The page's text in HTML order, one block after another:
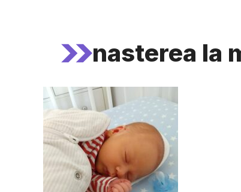
nasterea la